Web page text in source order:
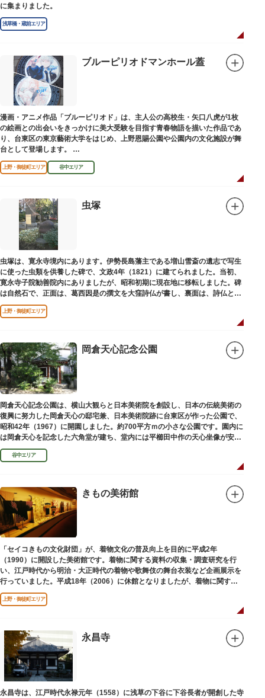
に集まりました。
浅草橋・蔵前エリア
ブルーピリオドマンホール蓋
漫画・アニメ作品「ブルーピリオド」は、主人公の高校生・矢口八虎が1枚
の絵画との出会いをきっかけに美大受験を目指す青春物語を描いた作品であ
り、台東区の東京藝術大学をはじめ、上野恩賜公園や公園内の文化施設が舞
台として登場します。
区にゆかりのある本作品を通して、新たな観光スポット創出による誘客促進
と区内観光客の回遊性向上を図るため、こちらのマンホール蓋を設置しまし
設置年月日：令和4年3月1日
上野・御徒町エリア 谷中エリア
虫塚
虫塚は、寛永寺境内にあります。伊勢長島藩主である増山雪斎の遺志で写生
に使った虫類を供養した碑で、文政4年（1821）に建てられました。当初、
寛永寺子院勧善院内にありましたが、昭和初期に現在地に移転しました。碑
は自然石で、正面は、葛西因是の撰文を大窪詩仏が書し、裏面は、詩仏と菊
池五山の自筆の詩が刻まれています。
上野・御徒町エリア
岡倉天心記念公園
岡倉天心記念公園は、横山大観らと日本美術院を創設し、日本の伝統美術の
復興に努力した岡倉天心の邸宅兼、日本美術院跡に台東区が作った公園で、
昭和42年（1967）に開園しました。約700平方ｍの小さな公園です。園内に
は岡倉天心を記念した六角堂が建ち、堂内には平櫛田中作の天心坐像が安置
されています。
谷中エリア
きもの美術館
「セイコきもの文化財団」が、着物文化の普及向上を目的に平成2年
（1990）に開設した美術館です。着物に関する資料の収集・調査研究を行
い、江戸時代から明治・大正時代の着物や歌舞伎の舞台衣装など企画展示を
行っていました。平成18年（2006）に休館となりましたが、着物に関する
調査研究等は引き続き本財団で行っています。
平成18年（2006）に休館
上野・御徒町エリア
永昌寺
永昌寺は、江戸時代永禄元年（1558）に浅草の下谷に下谷長者が開創した寺